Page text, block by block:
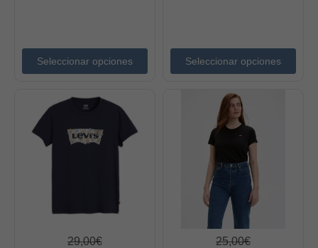
Seleccionar opciones Seleccionar opciones
29,00€ 25,00€